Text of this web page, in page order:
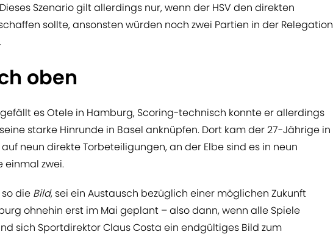
Szenario gilt allerdings nur, wenn der HSV den direkten
sollte, ansonsten würden noch zwei Partien in der Relegation
oben
es Otele in Hamburg, Scoring-technisch konnte er allerdings
starke Hinrunde in Basel anknüpfen. Dort kam der 27-Jährige in
neun direkte Torbeteiligungen, an der Elbe sind es in neun
einmal zwei.
die Bild, sei ein Austausch bezüglich einer möglichen Zukunft
ohnehin erst im Mai geplant – also dann, wenn alle Spiele
sich Sportdirektor Claus Costa ein endgültiges Bild zum